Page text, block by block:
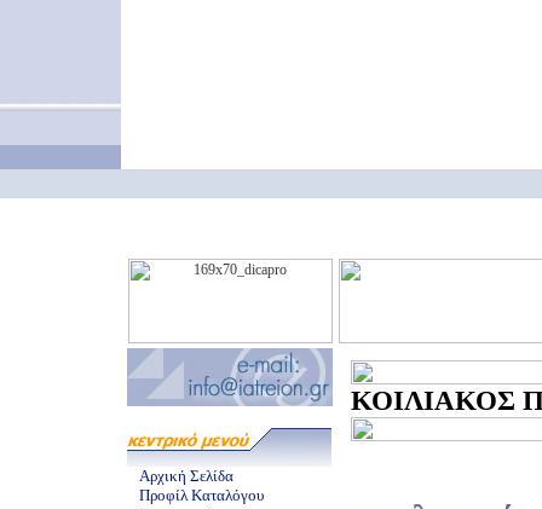
Αρχική Σελίδα
Προφίλ Καταλόγου
ΚΟΙΛΙΑΚΟΣ